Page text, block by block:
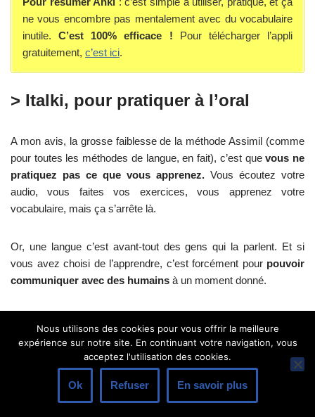
ne vous encombre pas mentalement avec du vocabulaire
inutile. C’est 100% efficace ! Pour télécharger l’appli
gratuitement, c’est ici.
> Italki, pour pratiquer à l’oral
A mon avis, la grosse faiblesse de la méthode Assimil (comme
pour toutes les méthodes de langue, en fait), c’est quevous ne
pratiquez pas ce que vous apprenez. Vous écoutez votre
audio, vous faites vos exercices, vous apprenez votre
vocabulaire, mais ça s’arrête là.
Or, une langue c’est avant-tout des gens qui la parlent. Et si
vous avez choisi de l’apprendre, c’est forcément pour pouvoir
communiquer avec des humains à un moment donné.
complément idéal à la méthode Assimil
Italki c’estune plateforme qui met en relation des locuteurs
de toutes les langues du monde avec ceux désireux de les
apprendre. Certains de ces locuteurs sont des professeurs
Nous utilisons des cookies pour vous offrir la meilleure
expérience sur notre site. En continuant votre navigation, vous
acceptez l'utilisation des cookies.
Ok Refuser En savoir plus